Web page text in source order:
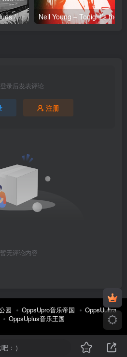
Neil Young – Vampire Blues (Live) – Single(054391239303)【24bit／96.0kHz】土耳其区
录后发表评论
注册
暂无评论内容
园 OppsUpro音乐帝国
OppsUultra
OppsUplus音乐王国
：）